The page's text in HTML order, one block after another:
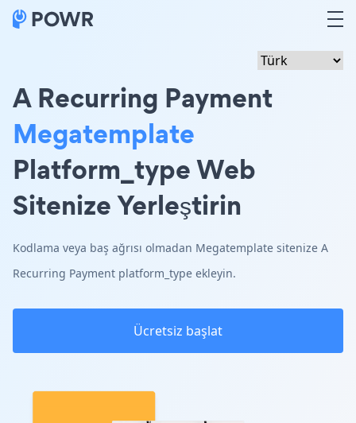
A Recurring Payment
Megatemplate
Platform_type Web
Sitenize Yerleştirin
Kodlama veya baş ağrısı olmadan Megatemplate sitenize A
Recurring Payment platform_type ekleyin.
Ücretsiz başlat